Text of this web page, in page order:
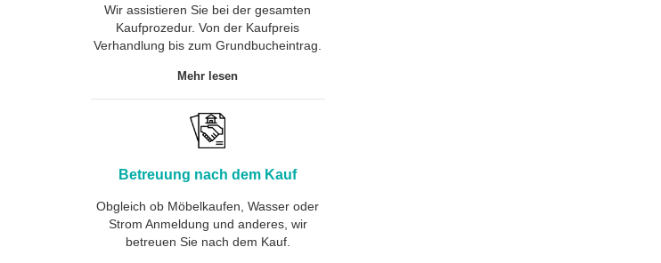
Wir assistieren Sie bei der gesamten
Kaufprozedur. Von der Kaufpreis
Verhandlung bis zum Grundbucheintrag.
Mehr lesen
Betreuung nach dem Kauf
Obgleich ob Möbelkaufen, Wasser oder
Strom Anmeldung und anderes, wir
betreuen Sie nach dem Kauf.